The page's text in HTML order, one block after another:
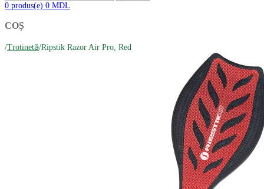
0 produs(e) 0 MDL
COȘ
/Trotinetă/Ripstik Razor Air Pro, Red